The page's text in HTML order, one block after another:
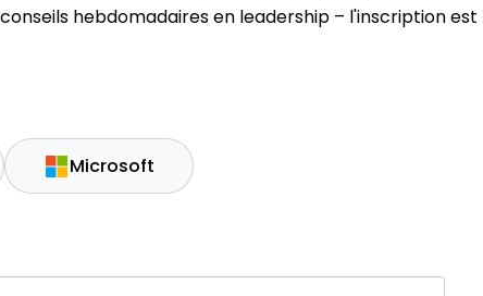
hebdomadaires en leadership – l'inscription est
Microsoft